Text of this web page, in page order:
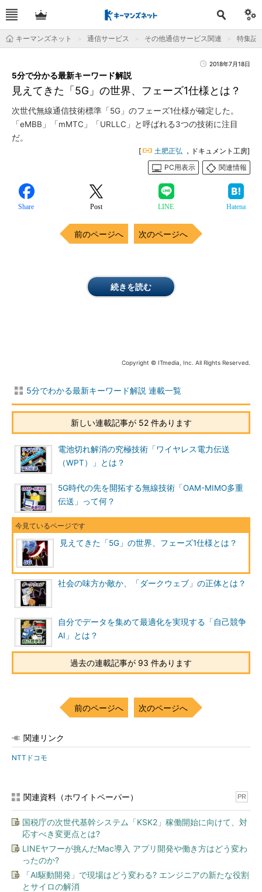
キーマンズネット 通信サービス その他通信サービス関連 特集記
2018年7月18日
見えてきた「5G」の世界、フェーズ1仕様とは？
5分で分かる最新キーワード解説
次世代無線通信技術標準「5G」のフェーズ1仕様が確定した。
「eMBB」「mMTC」「URLLC」と呼ばれる3つの技術に注目
だ。
[ 土肥正弘 ，ドキュメント工房]
PC用表示
関連情報
Share Post LINE Hatena
前のページへ 次のページへ
続きを読む
Copyright © ITmedia, Inc. All Rights Reserved.
5分でわかる最新キーワード解説 連載一覧
新しい連載記事が 52 件あります
電池切れ解消の究極技術「ワイヤレス電力伝送
（WPT）」とは？
5G時代の先を開拓する無線技術「OAM-MIMO多重
伝送」って何？
見えてきた「5G」の世界、フェーズ1仕様とは？
社会の味方か敵か、「ダークウェブ」の正体とは？
自分でデータを集めて最適化を実現する「自己競争
AI」とは？
過去の連載記事が 93 件あります
前のページへ 次のページへ
関連リンク
NTTドコモ
関連資料（ホワイトペーパー） PR
国税庁の次世代基幹システム「KSK2」稼働開始に向けて、対
応すべき変更点とは?
LINEヤフーが挑んだMac導入 アプリ開発や働き方はどう変わ
ったのか?
「AI駆動開発」で現場はどう変わる? エンジニアの新たな役割
とサイロの解消